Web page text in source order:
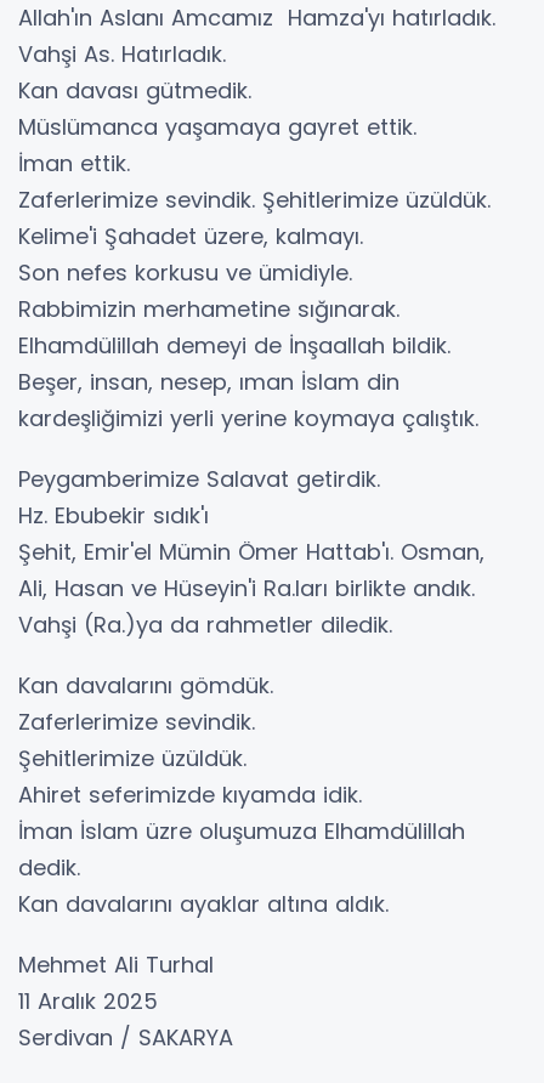
Allah'ın Aslanı Amcamız Hamza'yı hatırladık.
Vahşi As. Hatırladık.
Kan davası gütmedik.
Müslümanca yaşamaya gayret ettik.
İman ettik.
Zaferlerimize sevindik. Şehitlerimize üzüldük.
Kelime'i Şahadet üzere, kalmayı.
Son nefes korkusu ve ümidiyle.
Rabbimizin merhametine sığınarak.
Elhamdülillah demeyi de İnşaallah bildik.
Beşer, insan, nesep, ıman İslam din
kardeşliğimizi yerli yerine koymaya çalıştık.
Peygamberimize Salavat getirdik.
Hz. Ebubekir sıdık'ı
Şehit, Emir'el Mümin Ömer Hattab'ı. Osman,
Ali, Hasan ve Hüseyin'i Ra.ları birlikte andık.
Vahşi (Ra.)ya da rahmetler diledik.
Kan davalarını gömdük.
Zaferlerimize sevindik.
Şehitlerimize üzüldük.
Ahiret seferimizde kıyamda idik.
İman İslam üzre oluşumuza Elhamdülillah
dedik.
Kan davalarını ayaklar altına aldık.
Mehmet Ali Turhal
11 Aralık 2025
Serdivan / SAKARYA